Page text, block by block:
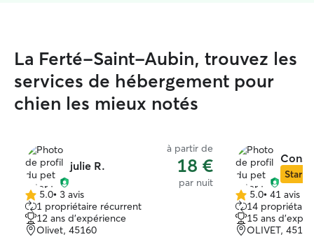
La Ferté-Saint-Aubin, trouvez les
services de hébergement pour
chien les mieux notés
julie R.
à partir de
18 €
par nuit
5.0 étoile(s)
sur
5
5.0• 3 avis
1 propriétaire récurrent
12 ans d'expérience
Olivet, 45160
Star
5.0 étoile(s)
sur
5
5.0• 41 avis
14
15 ans
OLIVET, 45160